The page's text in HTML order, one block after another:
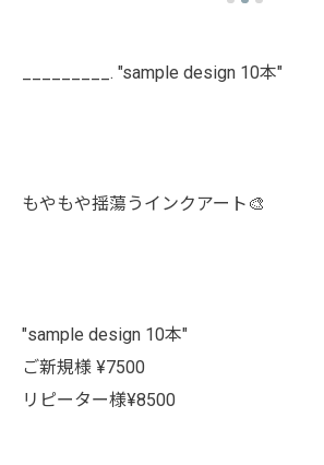
_________. "sample design 10本"
もやもや揺蕩うインクアート🎨
"sample design 10本"
ご新規様 ¥7500
リピーター様¥8500